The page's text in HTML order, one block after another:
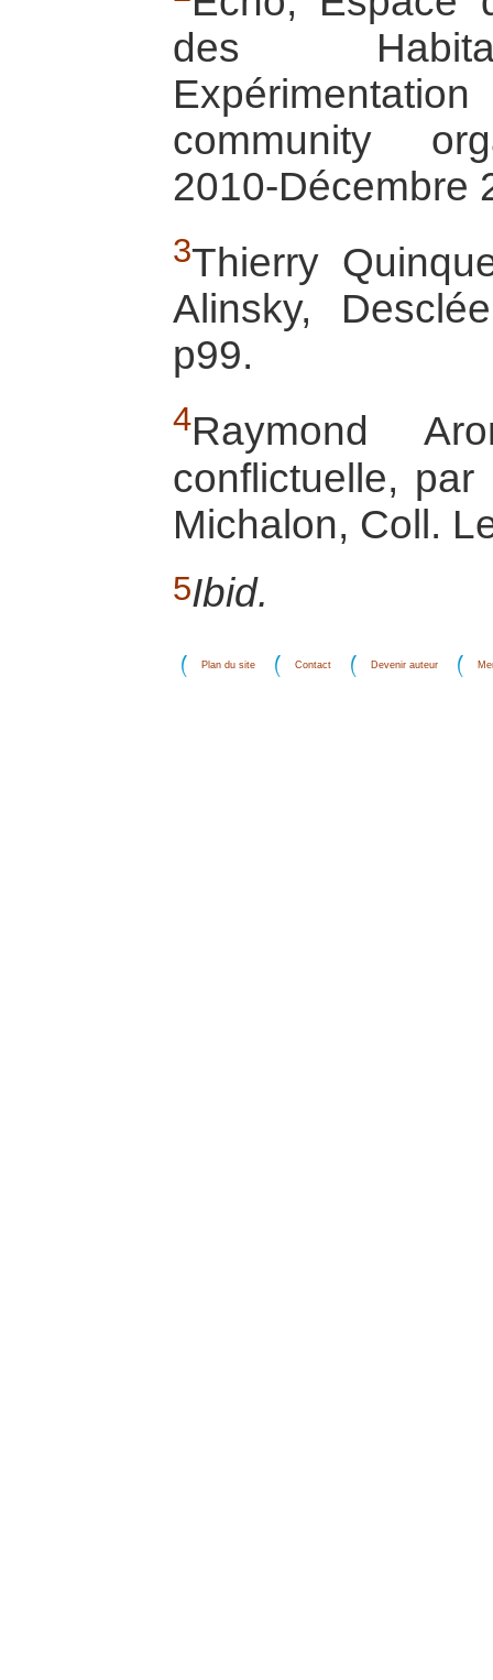
des
community
2010-Décembre
3Thierry
Alinsky,
p99.
4Raymond
conflictuelle, par
Michalon, Coll.
5Ibid.
Plan du site Contact Devenir auteur